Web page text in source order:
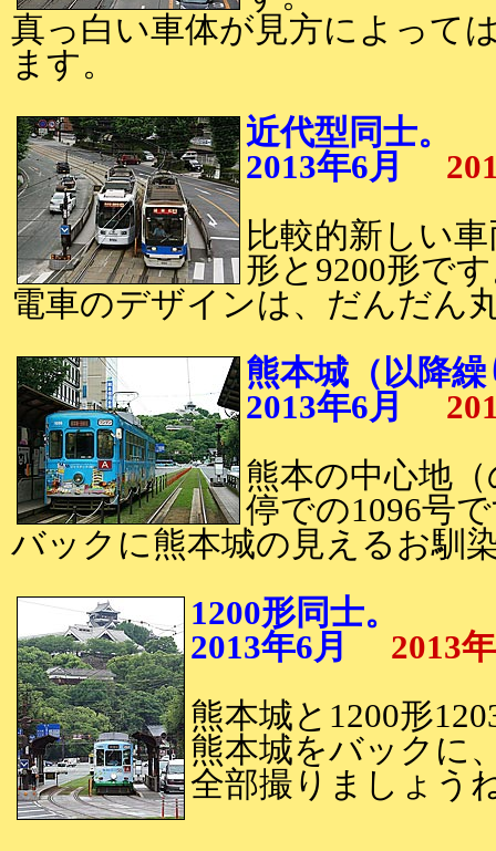
真っ白い車体が見方によって
ます。
近代型同士。
2013年6月
比較的新しい
形と9200形で
電車のデザインは、だんだん
熊本城（以降
2013年6月
熊本の中心地
停での1096号
バックに熊本城の見えるお馴
1200形同士。
2013年6月
2013
熊本城と1200形
熊本城をバックに
全部撮りましょう